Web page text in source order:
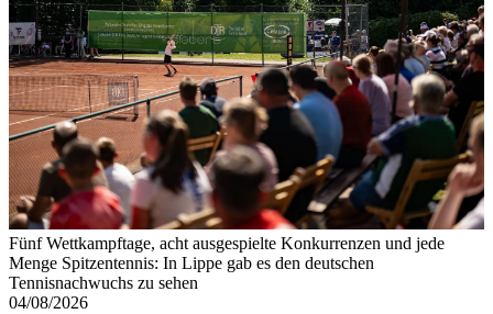
Fünf Wettkampftage, acht ausgespielte Konkurrenzen und jede
Menge Spitzentennis: In Lippe gab es den deutschen
Tennisnachwuchs zu sehen
04/08/2026